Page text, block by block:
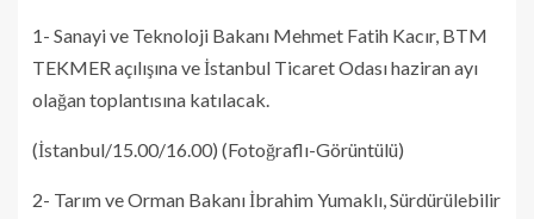
1- Sanayi ve Teknoloji Bakanı Mehmet Fatih Kacır, BTM
TEKMER açılışına ve İstanbul Ticaret Odası haziran ayı
olağan toplantısına katılacak.
(İstanbul/15.00/16.00) (Fotoğraflı-Görüntülü)
2- Tarım ve Orman Bakanı İbrahim Yumaklı, Sürdürülebilir